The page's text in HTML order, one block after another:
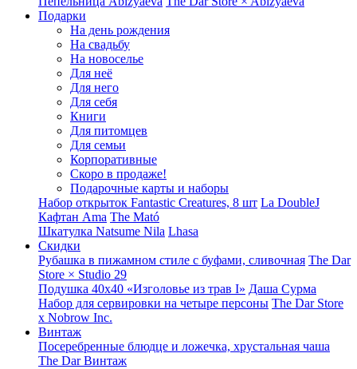
Подарки
На день рождения
На свадьбу
На новоселье
Для неё
Для него
Для себя
Книги
Для питомцев
Для семьи
Корпоративные
Скоро в продаже!
Подарочные карты и наборы
Набор открыток Fantastic Creatures, 8 шт La DoubleJ
Кафтан Ama The Mató
Шкатулка Natsume Nila Lhasa
Скидки
Рубашка в пижамном стиле с буфами, сливочная The Dar
Store × Studio 29
Подушка 40x40 «Изголовье из трав I» Даша Сурма
Набор для сервировки на четыре персоны The Dar Store
х Nobrow Inc.
Винтаж
Посеребренные блюдце и ложечка, хрустальная чаша
The Dar Винтаж